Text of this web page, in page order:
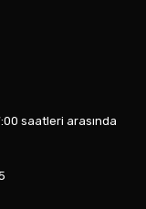
saatleri arasında